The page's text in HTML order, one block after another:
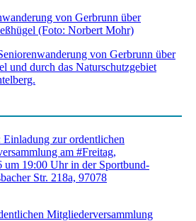
von Gerbrunn über
und durch das Naturschutzgebiet
Mitgliederversammlung